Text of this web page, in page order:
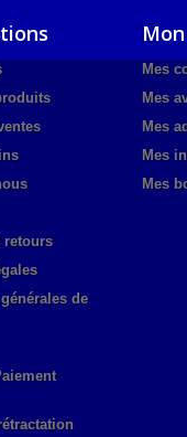
retours
de
Mes
Mes
Mes
Mes
Mes